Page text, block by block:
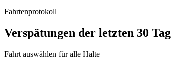
Fahrtenprotokoll
Verspätungen der letzten 30
Fahrt auswählen für alle Halte